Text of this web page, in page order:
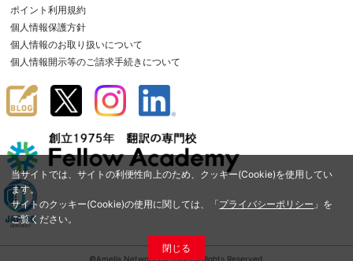
当サイトでは、サイトの利便性向上のため、クッキー(Cookie)を使用してい
ます。
サイトのクッキー(Cookie)の使用に関しては、「プライバシーポリシー 」を
ご覧ください。
閉じる
ポイント利用規約
個人情報保護方針
個人情報のお取り扱いについて
個人情報開示等のご請求手続きについて
©Amelia Network Co.,Ltd. All Rights Reserved.